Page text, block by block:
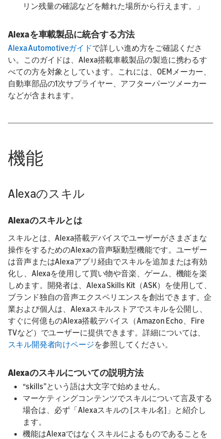
リン残量の確認などを離れた場所から行えます。」
Alexaを車載製品に統合する方法
Alexa Automotiveガイドで詳しい進め方をご確認くださ
い。このガイドは、Alexa搭載車載製品の製造に携わるす
べての方を対象としています。これには、OEMメーカー、
自動車部品の1次サプライヤー、アフターパーツメーカー
などが含まれます。
機能
Alexaのスキル
Alexaのスキルとは
スキルとは、Alexa搭載デバイスでユーザーがさまざまな
操作をするためのAlexaの音声駆動型機能です。ユーザー
は音声またはAlexaアプリ経由でスキルを追加または有効
化し、Alexaを使用して買い物や音楽、ゲーム、機能を楽
しめます。開発者は、Alexa Skills Kit（ASK）を使用して、
ブランド独自の音声エクスペリエンスを創出できます。企
業および個人は、Alexaスキルストアでスキルを公開し、
すぐに何億ものAlexa搭載デバイス（Amazon Echo、Fire
TVなど）でユーザーに提供できます。詳細については、
スキル開発者向けページを参照してください。
Alexaのスキルについての説明方法
“skills”という語は大文字で始めません。
マーケティングコンテンツでスキルについて言及する
場合は、必ず「Alexaスキルの [スキル名]」と紹介し
ます。
機能はAlexaではなくスキルによるものであることを